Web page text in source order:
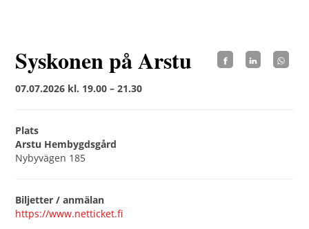
Syskonen på Arstu
07.07.2026 kl. 19.00 – 21.30
Plats
Arstu Hembygdsgård
Nybyvägen 185
Biljetter / anmälan
https://www.netticket.fi